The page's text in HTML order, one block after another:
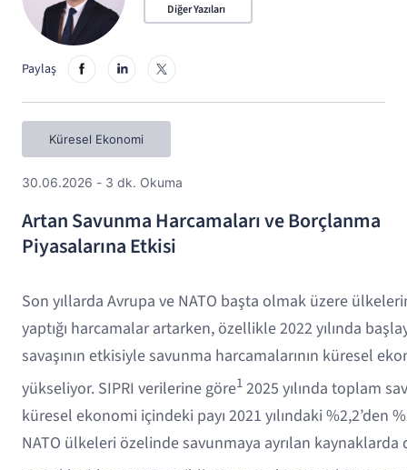
Diğer Yazıları
Paylaş
Küresel Ekonomi
30.06.2026 - 3 dk. Okuma
Artan Savunma Harcamaları ve Borçlanma
Piyasalarına Etkisi
Son yıllarda Avrupa ve NATO başta olmak üzere
yaptığı harcamalar artarken, özellikle 2022 yılında
savaşının etkisiyle savunma harcamalarının küresel
yükseliyor. SIPRI verilerine göre12025 yılında toplam
küresel ekonomi içindeki payı 2021 yılındaki %2,2’den
NATO ülkeleri özelinde savunmaya ayrılan kaynaklarda